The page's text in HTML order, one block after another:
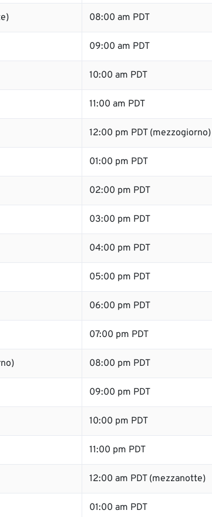
08:00 am PDT
09:00 am PDT
10:00 am PDT
11:00 am PDT
12:00 pm PDT (mezzogiorno)
01:00 pm PDT
02:00 pm PDT
03:00 pm PDT
04:00 pm PDT
05:00 pm PDT
06:00 pm PDT
07:00 pm PDT
08:00 pm PDT
09:00 pm PDT
10:00 pm PDT
11:00 pm PDT
12:00 am PDT (mezzanotte)
01:00 am PDT